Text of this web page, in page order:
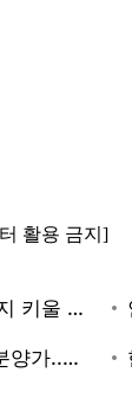
활용 금지]